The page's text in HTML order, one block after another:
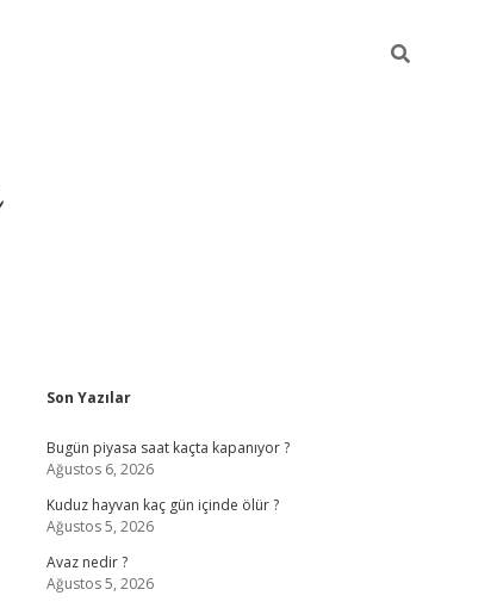
Sidebar
Son Yazılar
Bugün piyasa saat kaçta kapanıyor ?
Ağustos 6, 2026
Kuduz hayvan kaç gün içinde ölür ?
Ağustos 5, 2026
Avaz nedir ?
Ağustos 5, 2026